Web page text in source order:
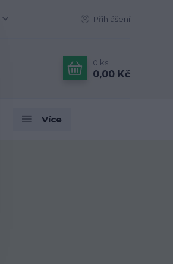
Přihlášení
0 ks
0,00 Kč
Více